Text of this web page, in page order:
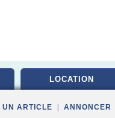
LOCATION
UN ARTICLE ANNONCER